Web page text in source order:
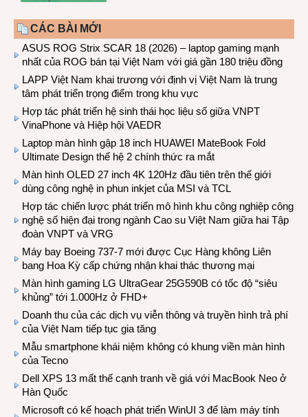
CÁC BÀI MỚI
ASUS ROG Strix SCAR 18 (2026) – laptop gaming mạnh
nhất của ROG bán tại Việt Nam với giá gần 180 triệu đồng
LAPP Việt Nam khai trương với định vị Việt Nam là trung
tâm phát triển trọng điểm trong khu vực
Hợp tác phát triển hệ sinh thái học liệu số giữa VNPT
VinaPhone và Hiệp hội VAEDR
Laptop màn hình gập 18 inch HUAWEI MateBook Fold
Ultimate Design thế hệ 2 chính thức ra mắt
Màn hình OLED 27 inch 4K 120Hz đầu tiên trên thế giới
dùng công nghệ in phun inkjet của MSI và TCL
Hợp tác chiến lược phát triển mô hình khu công nghiệp công
nghệ số hiện đại trong ngành Cao su Việt Nam giữa hai Tập
đoàn VNPT và VRG
Máy bay Boeing 737-7 mới được Cục Hàng không Liên
bang Hoa Kỳ cấp chứng nhận khai thác thương mại
Màn hình gaming LG UltraGear 25G590B có tốc độ “siêu
khủng” tới 1.000Hz ở FHD+
Doanh thu của các dịch vụ viễn thông và truyền hình trả phí
của Việt Nam tiếp tục gia tăng
Mẫu smartphone khái niệm không có khung viền màn hình
của Tecno
Dell XPS 13 mất thế cạnh tranh về giá với MacBook Neo ở
Hàn Quốc
Microsoft có kế hoạch phát triển WinUI 3 để làm máy tính